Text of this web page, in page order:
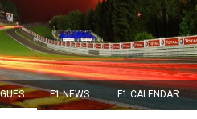
×
F1 NEWS F1 CALENDAR